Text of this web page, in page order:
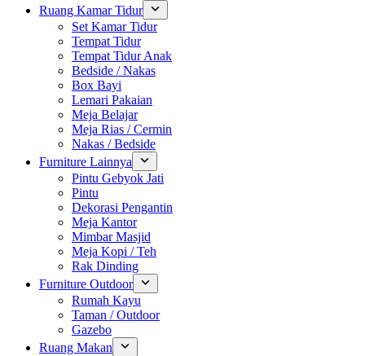
Ruang Kamar Tidur
Set Kamar Tidur
Tempat Tidur
Tempat Tidur Anak
Bedside / Nakas
Box Bayi
Lemari Pakaian
Meja Belajar
Meja Rias / Cermin
Nakas / Bedside
Furniture Lainnya
Pintu Gebyok Jati
Pintu
Dekorasi Pengantin
Meja Kantor
Mimbar Masjid
Meja Kopi / Teh
Rak Dinding
Furniture Outdoor
Rumah Kayu
Taman / Outdoor
Gazebo
Ruang Makan